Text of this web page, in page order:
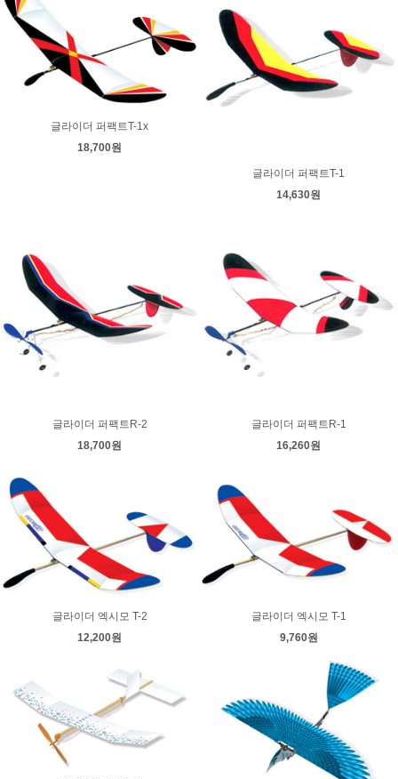
글라이더 퍼팩트T-1x
18,700원
글라이더 퍼팩트T-1
14,630원
글라이더 퍼팩트R-2
18,700원
글라이더 퍼팩트R-1
16,260원
글라이더 엑시모 T-2
12,200원
글라이더 엑시모 T-1
9,760원